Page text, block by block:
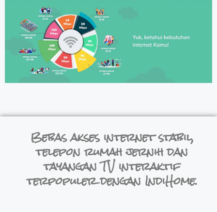
Bebas akses internet stabil,
telepon rumah jernih dan
tayangan TV interaktif
terpopuler dengan IndiHome.